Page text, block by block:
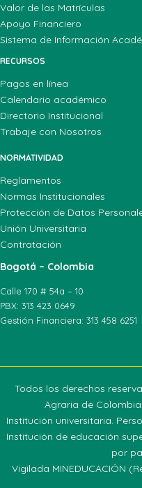
Valor de las Matrículas
Apoyo Financiero
Sistema de Información
RECURSOS
Pagos en línea
Calendario académico
Directorio Institucional
Trabaje con Nosotros
NORMATIVIDAD
Reglamentos
Normas Institucionales
Protección de Datos
Unión Universitaria
Contratación
Bogotá – Colombia
Calle 170 # 54a – 10
PBX: 313 423 0649
Gestión Financiera: 313 458 6251
Todos los derechos
Agraria de
Institución universitaria.
Institución de educación
por
Vigilada MINEDUCACIÓN